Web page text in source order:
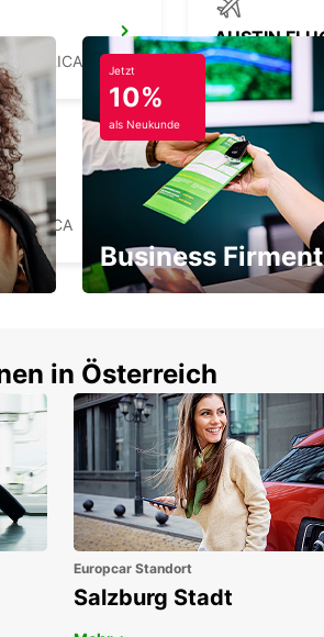
AMERICA
AUSTIN
AUSTIN -
AMERICA
Jetzt
10%
als Neukunde
Business
in Österreich
Europcar Standort
Salzburg Stadt